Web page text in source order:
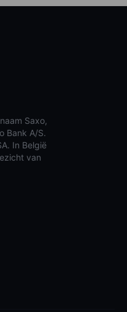
Saxo,
Bank A/S.
In België
van